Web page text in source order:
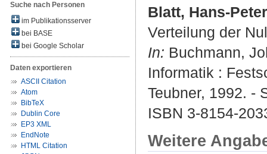
Suche nach Personen
im Publikationsserver
bei BASE
bei Google Scholar
Daten exportieren
ASCII Citation
Atom
BibTeX
Dublin Core
EP3 XML
EndNote
HTML Citation
Blatt, Hans-Peter
Verteilung der
In: Buchmann,
Informatik :
Teubner, 1992. -
ISBN 3-8154-
Weitere